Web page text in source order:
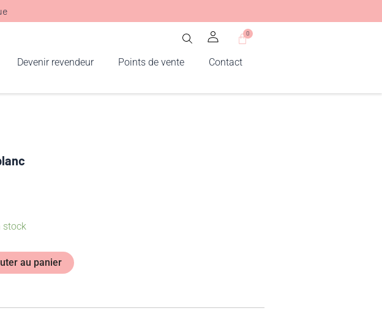
0
Panier
Devenir revendeur Points de vente Contact
stock
au panier